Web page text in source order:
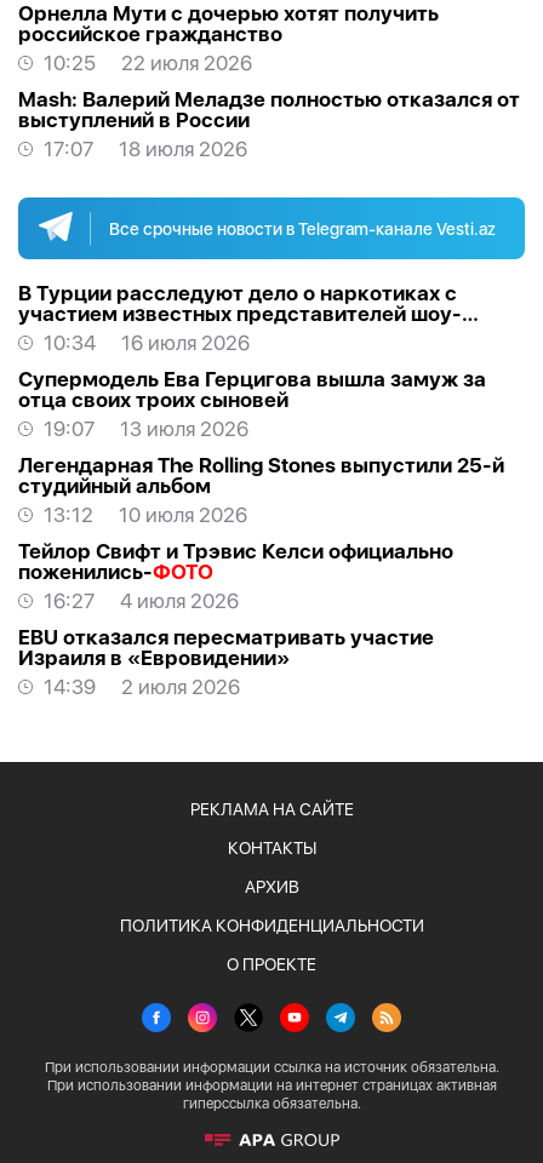
Орнелла Мути с дочерью хотят получить
российское гражданство
10:25
22 июля 2026
Mash: Валерий Меладзе полностью отказался от
выступлений в России
17:07
18 июля 2026
Все срочные новости в Telegram-канале Vesti.az
В Турции расследуют дело о наркотиках с
участием известных представителей шоу-
бизнеса
10:34
16 июля 2026
Супермодель Ева Герцигова вышла замуж за
отца своих троих сыновей
19:07
13 июля 2026
Легендарная The Rolling Stones выпустили 25-й
студийный альбом
13:12
10 июля 2026
Тейлор Свифт и Трэвис Келси официально
поженились-ФОТО
16:27
4 июля 2026
EBU отказался пересматривать участие
Израиля в «Евровидении»
14:39
2 июля 2026
РЕКЛАМА НА САЙТЕ
КОНТАКТЫ
АРХИВ
ПОЛИТИКА КОНФИДЕНЦИАЛЬНОСТИ
О ПРОЕКТЕ
При использовании информации ссылка на источник обязательна.
При использовании информации на интернет страницах активная
гиперссылка обязательна.